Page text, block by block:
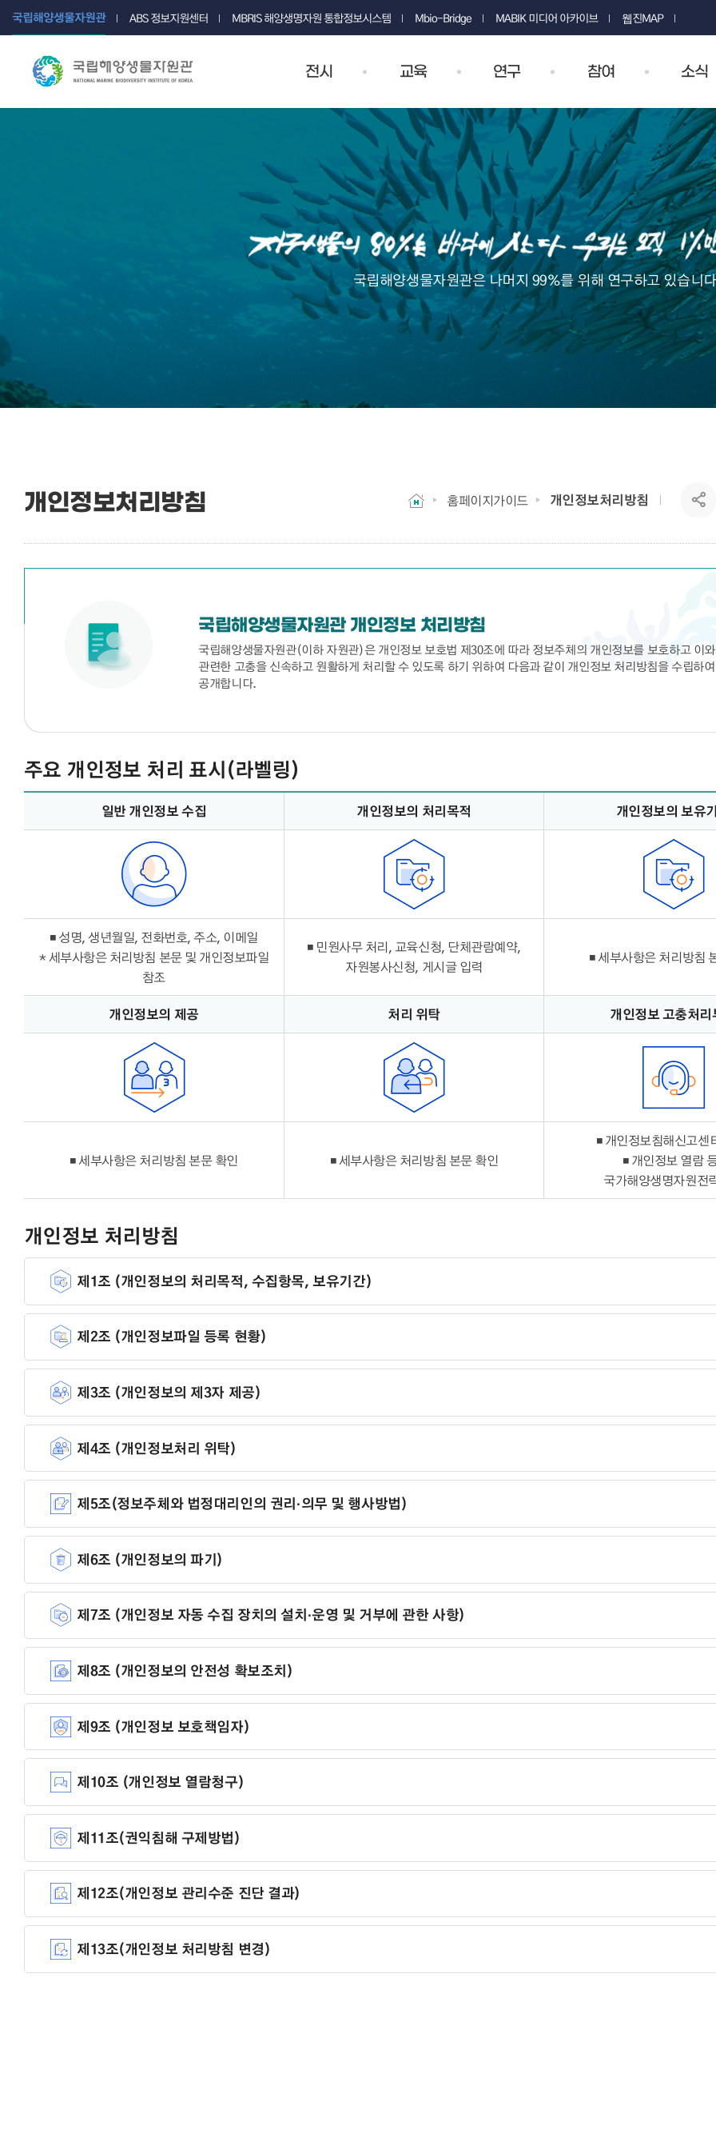
국립해양생물자원관 ABS 정보지원센터 MBRIS 해양생명자원 통합정보시스템 Mbio-Bridge MABIK 미디어 아카이브 웹진MAP
전시 교육 연구 참여 소식
국립해양생물자원관은 나머지 99%를 위해 연구하고 있습니
개인정보처리방침 홈페이지가이드 개인정보처리방침
국립해양생물자원관 개인정보 처리방침
국립해양생물자원관(이하 자원관)은 개인정보 보호법 제30조에 따라 정보주체의 개인정보를 보호하고 이와
관련한 고충을 신속하고 원활하게 처리할 수 있도록 하기 위하여 다음과 같이 개인정보 처리방침을 수립하여
공개합니다.
주요 개인정보 처리 표시(라벨링)
주요 개인정보 처리 표시(라벨링)
일반 개인정보 수집 개인정보의 처리목적 개인정보의 보유
◾ 성명, 생년월일, 전화번호, 주소, 이메일
* 세부사항은 처리방침 본문 및 개인정보파일
참조
◾ 민원사무 처리, 교육신청, 단체관람예약,
자원봉사신청, 게시글 입력
◾ 세부사항은 처리방침
개인정보의 제공 처리 위탁 개인정보 고충처리
◾ 세부사항은 처리방침 본문 확인 ◾ 세부사항은 처리방침 본문 확인
◾ 개인정보침해신고센
◾ 개인정보 열람
국가해양생명자원전
개인정보 처리방침
제1조 (개인정보의 처리목적, 수집항목, 보유기간)
제2조 (개인정보파일 등록 현황)
제3조 (개인정보의 제3자 제공)
제4조 (개인정보처리 위탁)
제5조(정보주체와 법정대리인의 권리·의무 및 행사방법)
제6조 (개인정보의 파기)
제7조 (개인정보 자동 수집 장치의 설치·운영 및 거부에 관한 사항)
제8조 (개인정보의 안전성 확보조치)
제9조 (개인정보 보호책임자)
제10조 (개인정보 열람청구)
제11조(권익침해 구제방법)
제12조(개인정보 관리수준 진단 결과)
제13조(개인정보 처리방침 변경)